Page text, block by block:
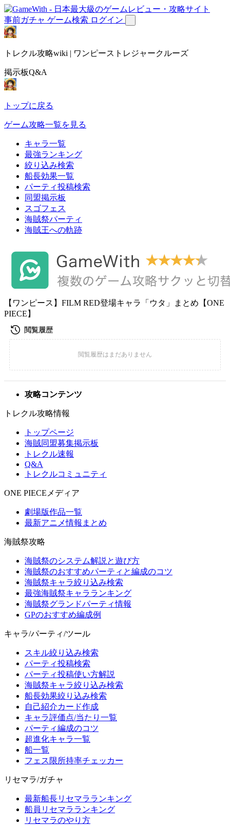
事前ガチャ ゲーム検索 ログイン
トレクル攻略wiki | ワンピーストレジャークルーズ
掲示板Q&A
トップに戻る
ゲーム攻略一覧を見る
キャラ一覧
最強ランキング
絞り込み検索
船長効果一覧
パーティ投稿検索
同盟掲示板
スゴフェス
海賊祭パーティ
海賊王への軌跡
【ワンピース】FILM RED登場キャラ「ウタ」まとめ【ONE
PIECE】
攻略コンテンツ
トレクル攻略情報
トップページ
海賊同盟募集掲示板
トレクル速報
Q&A
トレクルコミュニティ
ONE PIECEメディア
劇場版作品一覧
最新アニメ情報まとめ
海賊祭攻略
海賊祭のシステム解説と遊び方
海賊祭のおすすめパーティと編成のコツ
海賊祭キャラ絞り込み検索
最強海賊祭キャラランキング
海賊祭グランドパーティ情報
GPのおすすめ編成例
キャラ/パーティ/ツール
スキル絞り込み検索
パーティ投稿検索
パーティ投稿使い方解説
海賊祭キャラ絞り込み検索
船長効果絞り込み検索
自己紹介カード作成
キャラ評価点/当たり一覧
パーティ編成のコツ
超進化キャラ一覧
船一覧
フェス限所持率チェッカー
リセマラ/ガチャ
最新船長リセマラランキング
船員リセマラランキング
リセマラのやり方